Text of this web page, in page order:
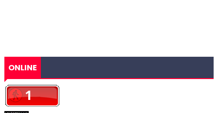
ONLINE